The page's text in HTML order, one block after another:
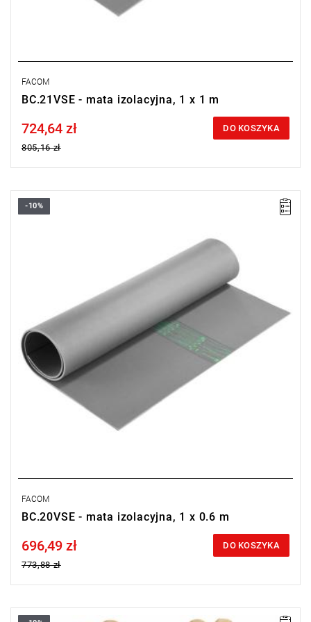
FACOM
BC.21VSE - mata izolacyjna, 1 x 1 m
Price tax included
724,64 zł
805,16 zł
DO KOSZYKA
Grubość: 3,2 mm.
-10%
FACOM
BC.20VSE - mata izolacyjna, 1 x 0.6 m
Price tax included
696,49 zł
773,88 zł
DO KOSZYKA